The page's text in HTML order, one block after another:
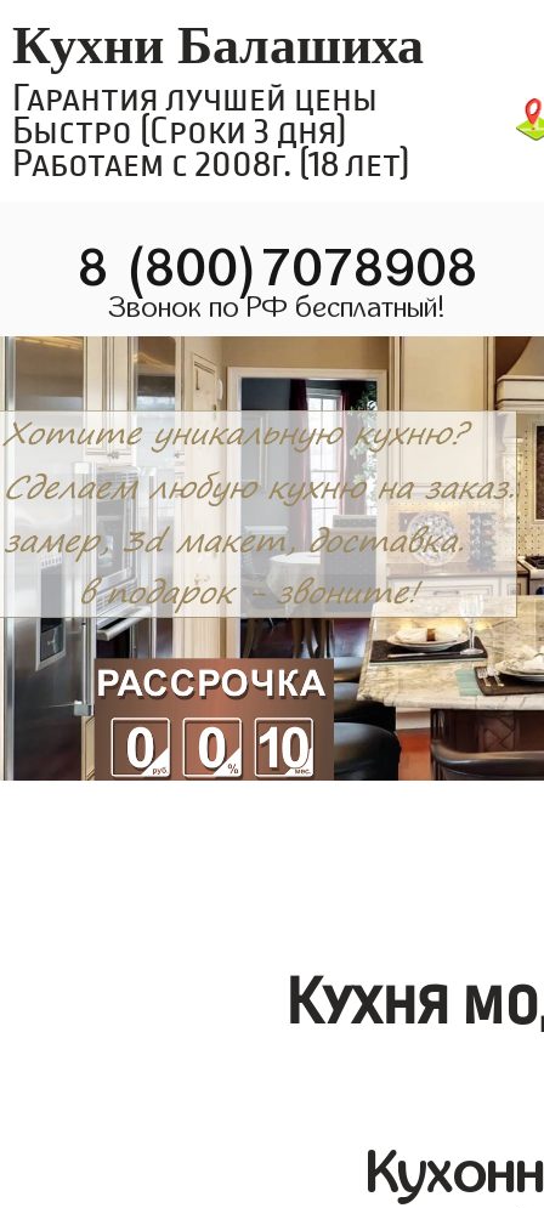
Кухни Балашиха
Гарантия лучшей цены
Быстро (Сроки 3 дня)
Работаем с 2008г. (18 лет)
8 (800)7078908
Звонок по РФ бесплатный!
Кухня